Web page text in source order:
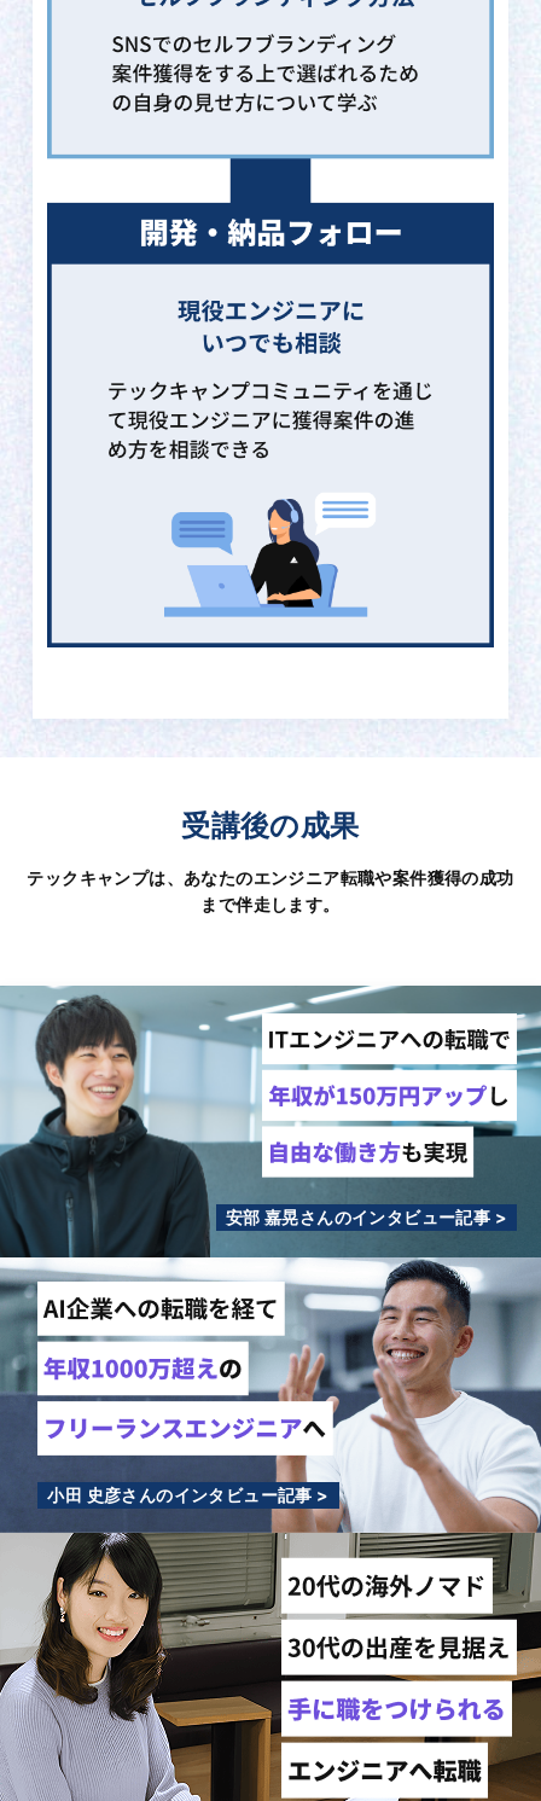
受講後の成果
テックキャンプは、あなたのエンジニア転職や案件獲得の成功
まで伴走します。
安部 嘉晃さんのインタビュー記事 >
小田 史彦さんのインタビュー記事 >